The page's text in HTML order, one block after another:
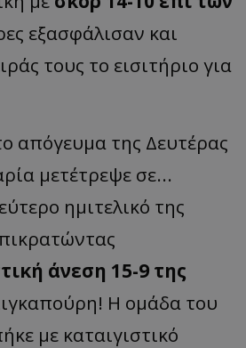
εξασφάλισαν και
τους το εισιτήριο για
απόγευμα της Δευτέρας
μετέτρεψε σε...
ημιτελικό της
άνεση 15-9 της
Η ομάδα του
με καταιγιστικό